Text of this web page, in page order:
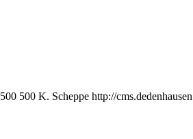
500 500 K. Scheppe http://